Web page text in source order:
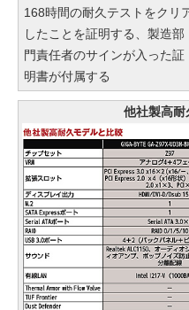
168時間の耐久テストをクリ
したことを証明する、製造部
門責任者のサインが入った証
明書が付属する
他社製高耐